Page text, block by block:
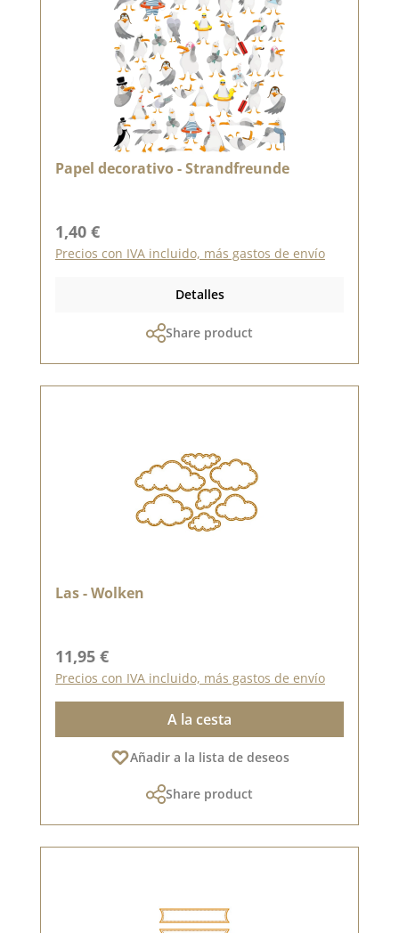
Papel decorativo - Strandfreunde
Precio normal:
1,40 €
Precios con IVA incluido, más gastos de envío
Detalles
Share product
Las - Wolken
Precio normal:
11,95 €
Precios con IVA incluido, más gastos de envío
A la cesta
Añadir a la lista de deseos
Share product